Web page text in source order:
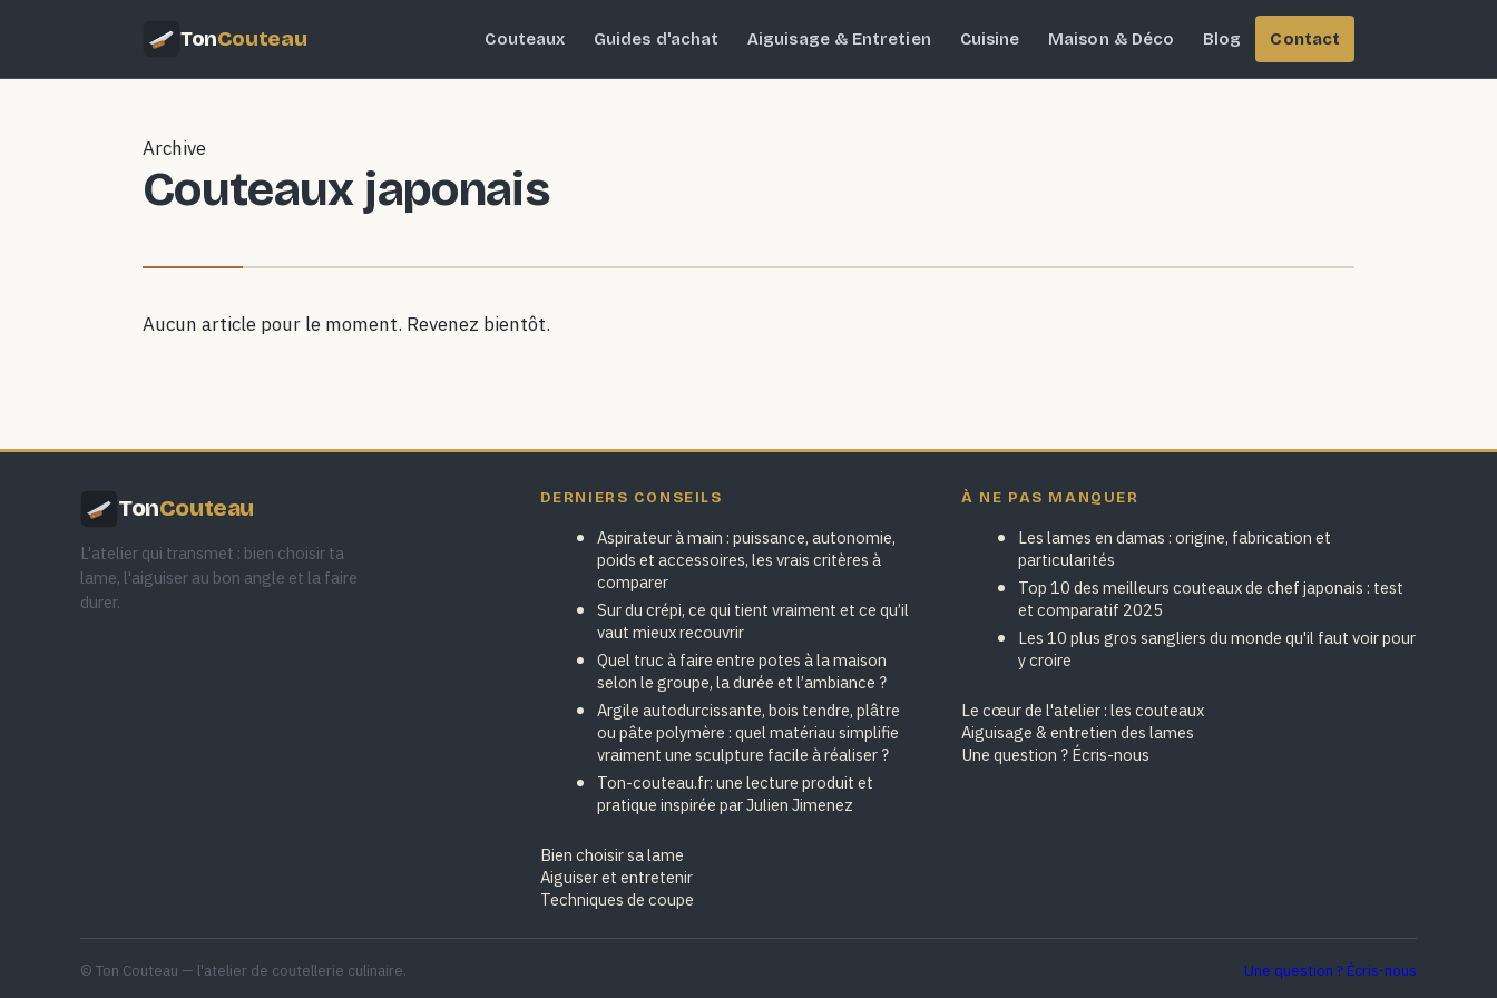
TonCouteau Couteaux Guides d'achat Aiguisage & Entretien Cuisine Maison & Déco Blog Contact
Archive
Couteaux japonais
Aucun article pour le moment. Revenez bientôt.
TonCouteau
L'atelier qui transmet : bien choisir ta
lame, l'aiguiser au bon angle et la faire
durer.
DERNIERS CONSEILS
Aspirateur à main : puissance, autonomie,
poids et accessoires, les vrais critères à
comparer
Sur du crépi, ce qui tient vraiment et ce qu’il
vaut mieux recouvrir
Quel truc à faire entre potes à la maison
selon le groupe, la durée et l’ambiance ?
Argile autodurcissante, bois tendre, plâtre
ou pâte polymère : quel matériau simplifie
vraiment une sculpture facile à réaliser ?
Ton-couteau.fr: une lecture produit et
pratique inspirée par Julien Jimenez
Bien choisir sa lame
Aiguiser et entretenir
Techniques de coupe
À NE PAS MANQUER
Les lames en damas : origine, fabrication et
particularités
Top 10 des meilleurs couteaux de chef japonais : test
et comparatif 2025
Les 10 plus gros sangliers du monde qu'il faut voir pour
y croire
Le cœur de l'atelier : les couteaux
Aiguisage & entretien des lames
Une question ? Écris-nous
© Ton Couteau — l'atelier de coutellerie culinaire. Une question ? Écris-nous